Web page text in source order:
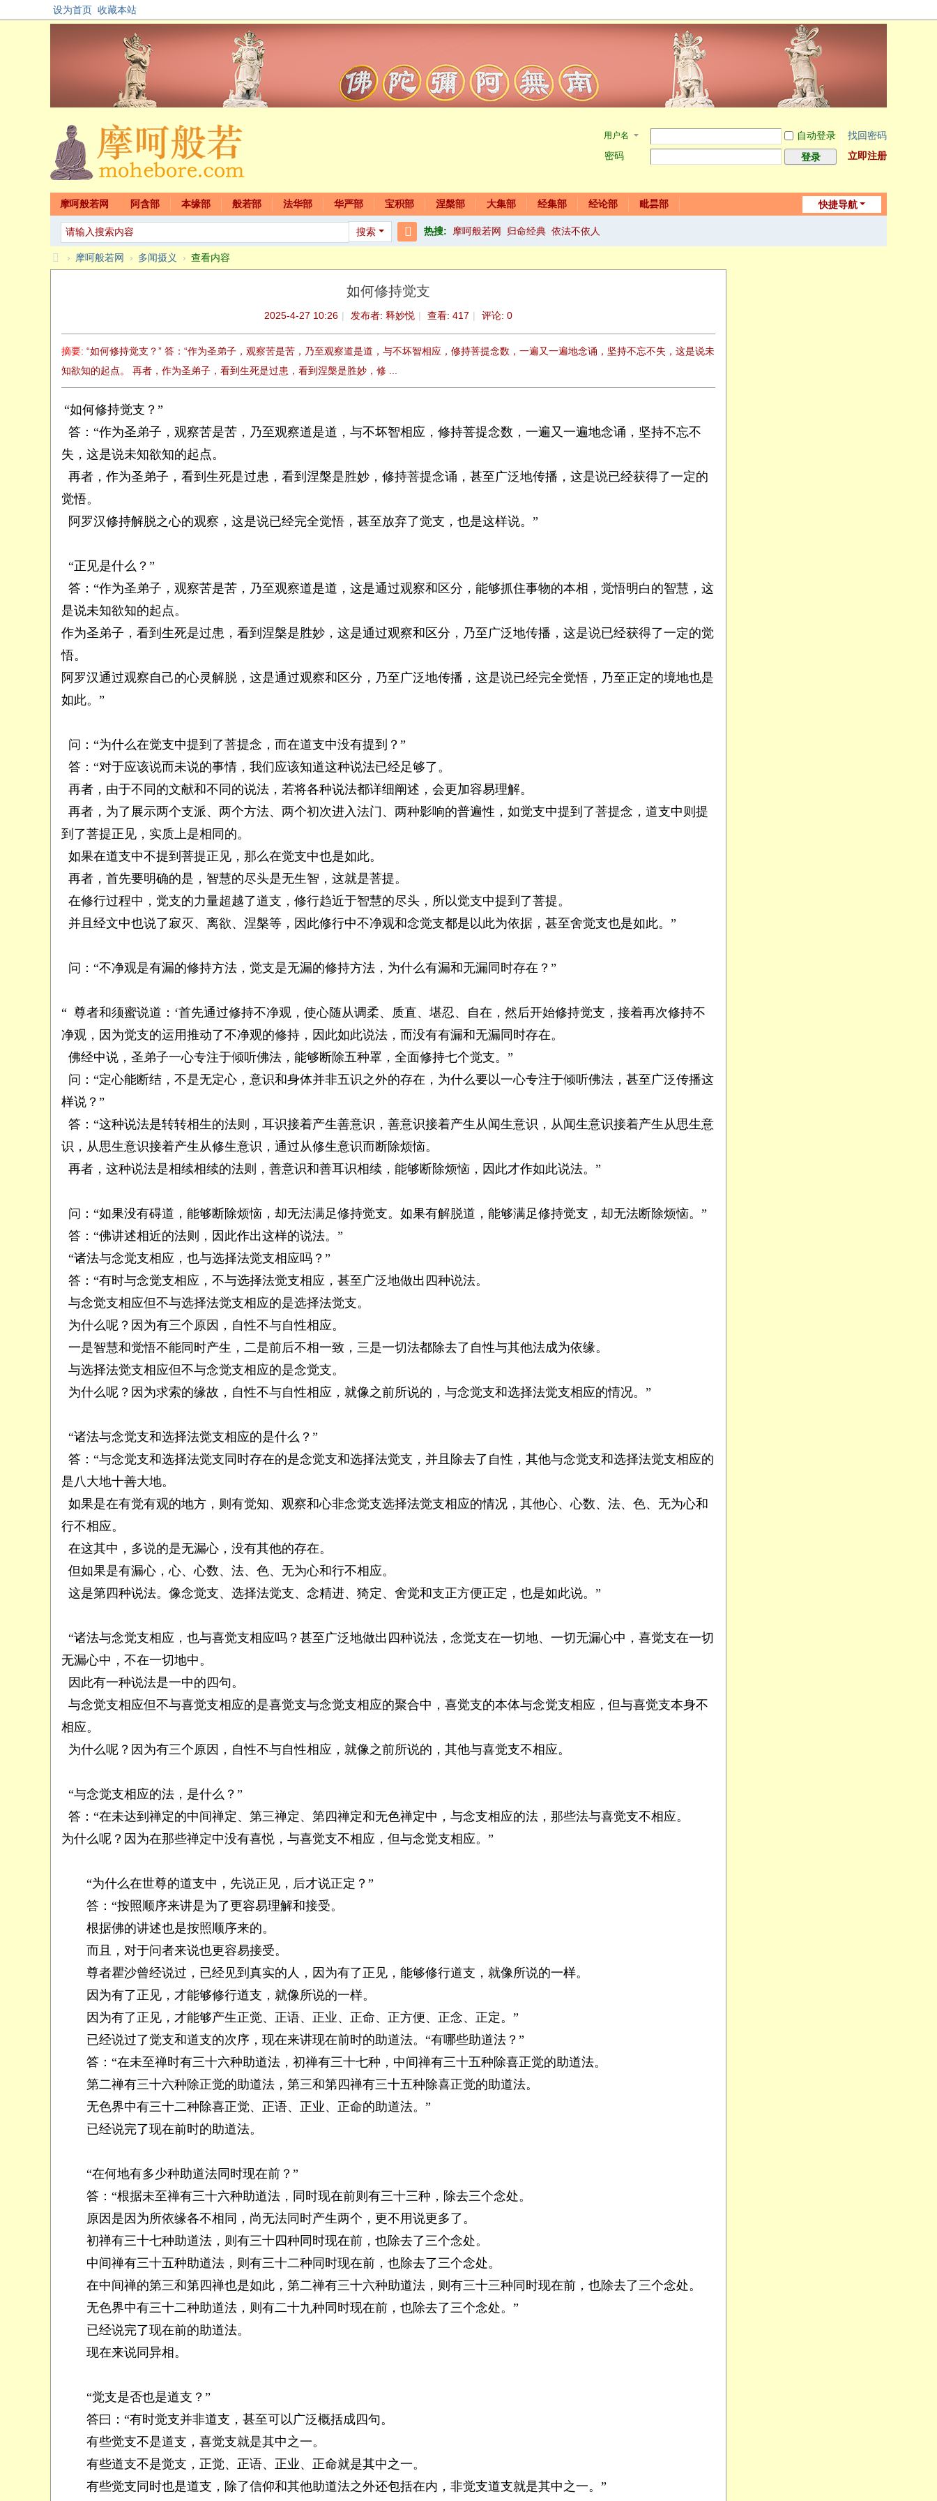
设为首页 收藏本站
用户名 自动登录
找回密码
密码
登录 立即注册
快捷导航
摩呵般若网 阿含部 本缘部 般若部 法华部 华严部 宝积部 涅槃部 大集部 经集部 经论部 毗昙部
搜索
索
热搜: 摩呵般若网 归命经典 依法不依人
› 摩呵般若网 › 多闻摄义 › 查看内容
如何修持觉支
2025-4-27 10:26 | 发布者: 释妙悦 | 查看: 417 | 评论: 0
摘要: “如何修持觉支？” 答：“作为圣弟子，观察苦是苦，乃至观察道是道，与不坏智相应，修持菩提念数，一遍又一遍地念诵，坚持不忘不失，这是说未
知欲知的起点。 再者，作为圣弟子，看到生死是过患，看到涅槃是胜妙，修 ...
“如何修持觉支？”
答：“作为圣弟子，观察苦是苦，乃至观察道是道，与不坏智相应，修持菩提念数，一遍又一遍地念诵，坚持不忘不
失，这是说未知欲知的起点。
再者，作为圣弟子，看到生死是过患，看到涅槃是胜妙，修持菩提念诵，甚至广泛地传播，这是说已经获得了一定的
觉悟。
阿罗汉修持解脱之心的观察，这是说已经完全觉悟，甚至放弃了觉支，也是这样说。”
“正见是什么？”
答：“作为圣弟子，观察苦是苦，乃至观察道是道，这是通过观察和区分，能够抓住事物的本相，觉悟明白的智慧，这
是说未知欲知的起点。
作为圣弟子，看到生死是过患，看到涅槃是胜妙，这是通过观察和区分，乃至广泛地传播，这是说已经获得了一定的觉
悟。
阿罗汉通过观察自己的心灵解脱，这是通过观察和区分，乃至广泛地传播，这是说已经完全觉悟，乃至正定的境地也是
如此。”
问：“为什么在觉支中提到了菩提念，而在道支中没有提到？”
答：“对于应该说而未说的事情，我们应该知道这种说法已经足够了。
再者，由于不同的文献和不同的说法，若将各种说法都详细阐述，会更加容易理解。
再者，为了展示两个支派、两个方法、两个初次进入法门、两种影响的普遍性，如觉支中提到了菩提念，道支中则提
到了菩提正见，实质上是相同的。
如果在道支中不提到菩提正见，那么在觉支中也是如此。
再者，首先要明确的是，智慧的尽头是无生智，这就是菩提。
在修行过程中，觉支的力量超越了道支，修行趋近于智慧的尽头，所以觉支中提到了菩提。
并且经文中也说了寂灭、离欲、涅槃等，因此修行中不净观和念觉支都是以此为依据，甚至舍觉支也是如此。”
问：“不净观是有漏的修持方法，觉支是无漏的修持方法，为什么有漏和无漏同时存在？”
“ 尊者和须蜜说道：‘首先通过修持不净观，使心随从调柔、质直、堪忍、自在，然后开始修持觉支，接着再次修持不
净观，因为觉支的运用推动了不净观的修持，因此如此说法，而没有有漏和无漏同时存在。
佛经中说，圣弟子一心专注于倾听佛法，能够断除五种罩，全面修持七个觉支。”
问：“定心能断结，不是无定心，意识和身体并非五识之外的存在，为什么要以一心专注于倾听佛法，甚至广泛传播这
样说？”
答：“这种说法是转转相生的法则，耳识接着产生善意识，善意识接着产生从闻生意识，从闻生意识接着产生从思生意
识，从思生意识接着产生从修生意识，通过从修生意识而断除烦恼。
再者，这种说法是相续相续的法则，善意识和善耳识相续，能够断除烦恼，因此才作如此说法。”
问：“如果没有碍道，能够断除烦恼，却无法满足修持觉支。如果有解脱道，能够满足修持觉支，却无法断除烦恼。”
答：“佛讲述相近的法则，因此作出这样的说法。”
“诸法与念觉支相应，也与选择法觉支相应吗？”
答：“有时与念觉支相应，不与选择法觉支相应，甚至广泛地做出四种说法。
与念觉支相应但不与选择法觉支相应的是选择法觉支。
为什么呢？因为有三个原因，自性不与自性相应。
一是智慧和觉悟不能同时产生，二是前后不相一致，三是一切法都除去了自性与其他法成为依缘。
与选择法觉支相应但不与念觉支相应的是念觉支。
为什么呢？因为求索的缘故，自性不与自性相应，就像之前所说的，与念觉支和选择法觉支相应的情况。”
“诸法与念觉支和选择法觉支相应的是什么？”
答：“与念觉支和选择法觉支同时存在的是念觉支和选择法觉支，并且除去了自性，其他与念觉支和选择法觉支相应的
是八大地十善大地。
如果是在有觉有观的地方，则有觉知、观察和心非念觉支选择法觉支相应的情况，其他心、心数、法、色、无为心和
行不相应。
在这其中，多说的是无漏心，没有其他的存在。
但如果是有漏心，心、心数、法、色、无为心和行不相应。
这是第四种说法。像念觉支、选择法觉支、念精进、猗定、舍觉和支正方便正定，也是如此说。”
“诸法与念觉支相应，也与喜觉支相应吗？甚至广泛地做出四种说法，念觉支在一切地、一切无漏心中，喜觉支在一切
无漏心中，不在一切地中。
因此有一种说法是一中的四句。
与念觉支相应但不与喜觉支相应的是喜觉支与念觉支相应的聚合中，喜觉支的本体与念觉支相应，但与喜觉支本身不
相应。
为什么呢？因为有三个原因，自性不与自性相应，就像之前所说的，其他与喜觉支不相应。
“与念觉支相应的法，是什么？”
答：“在未达到禅定的中间禅定、第三禅定、第四禅定和无色禅定中，与念支相应的法，那些法与喜觉支不相应。
为什么呢？因为在那些禅定中没有喜悦，与喜觉支不相应，但与念觉支相应。”
“为什么在世尊的道支中，先说正见，后才说正定？”
答：“按照顺序来讲是为了更容易理解和接受。
根据佛的讲述也是按照顺序来的。
而且，对于问者来说也更容易接受。
尊者瞿沙曾经说过，已经见到真实的人，因为有了正见，能够修行道支，就像所说的一样。
因为有了正见，才能够修行道支，就像所说的一样。
因为有了正见，才能够产生正觉、正语、正业、正命、正方便、正念、正定。”
已经说过了觉支和道支的次序，现在来讲现在前时的助道法。“有哪些助道法？”
答：“在未至禅时有三十六种助道法，初禅有三十七种，中间禅有三十五种除喜正觉的助道法。
第二禅有三十六种除正觉的助道法，第三和第四禅有三十五种除喜正觉的助道法。
无色界中有三十二种除喜正觉、正语、正业、正命的助道法。”
已经说完了现在前时的助道法。
“在何地有多少种助道法同时现在前？”
答：“根据未至禅有三十六种助道法，同时现在前则有三十三种，除去三个念处。
原因是因为所依缘各不相同，尚无法同时产生两个，更不用说更多了。
初禅有三十七种助道法，则有三十四种同时现在前，也除去了三个念处。
中间禅有三十五种助道法，则有三十二种同时现在前，也除去了三个念处。
在中间禅的第三和第四禅也是如此，第二禅有三十六种助道法，则有三十三种同时现在前，也除去了三个念处。
无色界中有三十二种助道法，则有二十九种同时现在前，也除去了三个念处。”
已经说完了现在前的助道法。
现在来说同异相。
“觉支是否也是道支？”
答曰：“有时觉支并非道支，甚至可以广泛概括成四句。
有些觉支不是道支，喜觉支就是其中之一。
有些道支不是觉支，正觉、正语、正业、正命就是其中之一。
有些觉支同时也是道支，除了信仰和其他助道法之外还包括在内，非觉支道支就是其中之一。”